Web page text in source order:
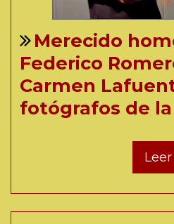
Merecido
Federico
Carmen
fotógrafos de
Leer